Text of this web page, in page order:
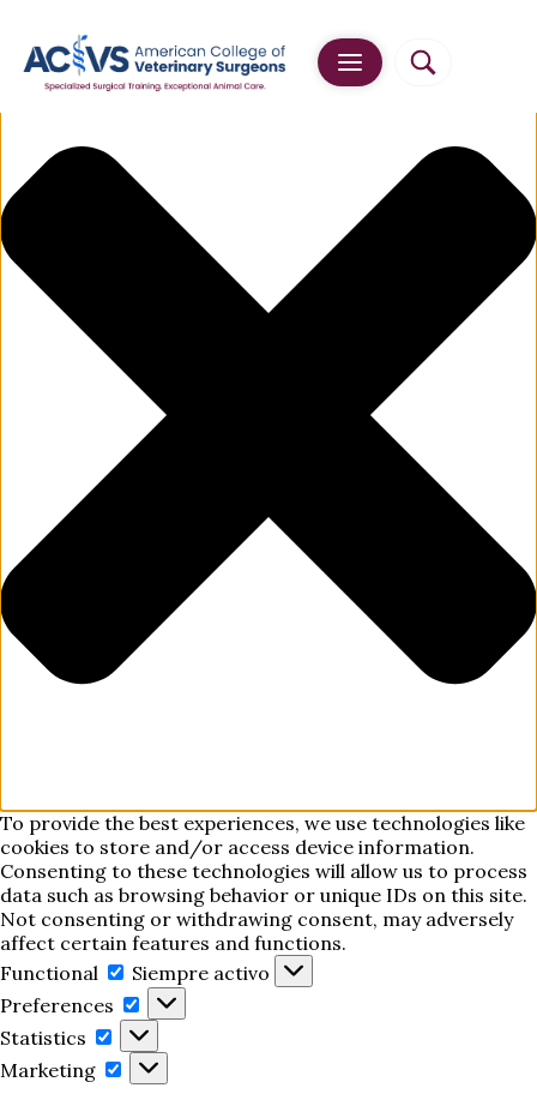
To provide the best experiences, we use technologies like
cookies to store and/or access device information.
Consenting to these technologies will allow us to process
data such as browsing behavior or unique IDs on this site.
Not consenting or withdrawing consent, may adversely
affect certain features and functions.
Functional
Functional
Siempre activo
Preferences
Preferences
Statistics
Statistics
Marketing
Marketing